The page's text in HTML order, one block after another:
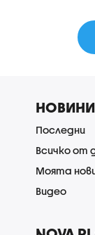
НОВИНИ
Последни
Всичко от
Моята
Видео